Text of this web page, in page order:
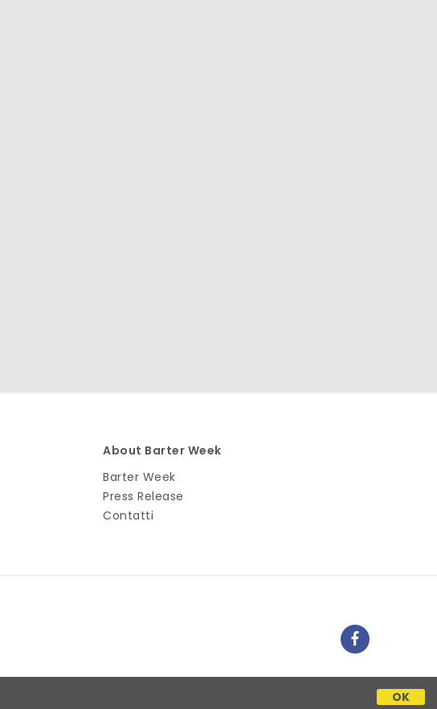
About Barter Week
Barter Week
Press Release
Contatti
OK